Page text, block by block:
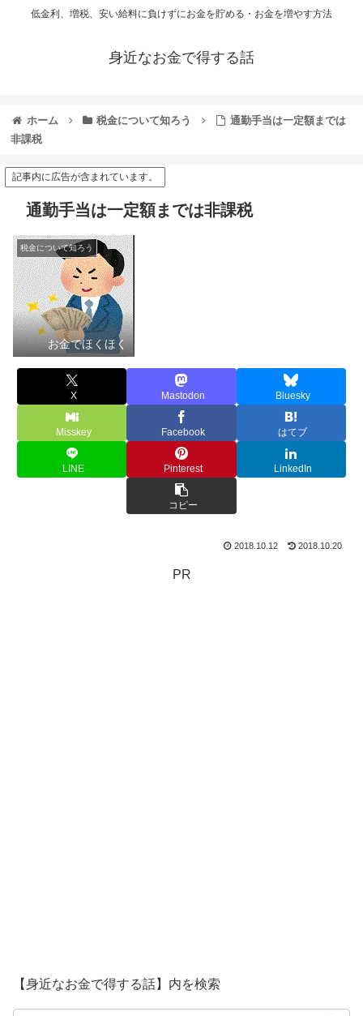
低金利、増税、安い給料に負けずにお金を貯める・お金を増やす方法
身近なお金で得する話
ホーム 税金について知ろう
通勤手当は一定額までは
非課税
記事内に広告が含まれています。
通勤手当は一定額までは非課税
税金について知ろう
お金でほくほく
X Mastodon Bluesky
Misskey Facebook はてブ
LINE Pinterest LinkedIn
コピー
2018.10.12 2018.10.20
PR
【身近なお金で得する話】内を検索